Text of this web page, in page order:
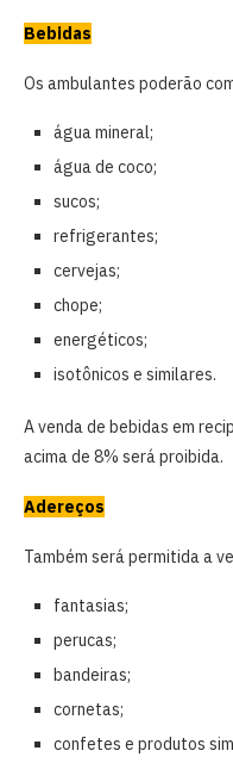
Bebidas
Os ambulantes poderão
água mineral;
água de coco;
sucos;
refrigerantes;
cervejas;
chope;
energéticos;
isotônicos e similares.
A venda de bebidas em
acima de 8% será proibida.
Adereços
Também será permitida a
fantasias;
perucas;
bandeiras;
cornetas;
confetes e produtos